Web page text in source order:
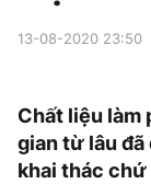
13-08-2020 23:50
Chất liệu làm
gian từ lâu
khai thác chứ